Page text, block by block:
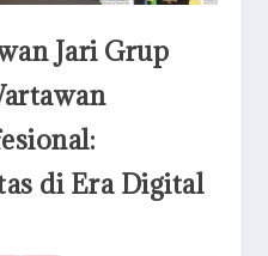
Jari Grup
di Era Digital